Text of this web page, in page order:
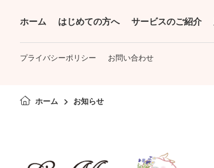
ホーム はじめての方へ サービスのご紹介
プライバシーポリシー お問い合わせ
ホーム お知らせ